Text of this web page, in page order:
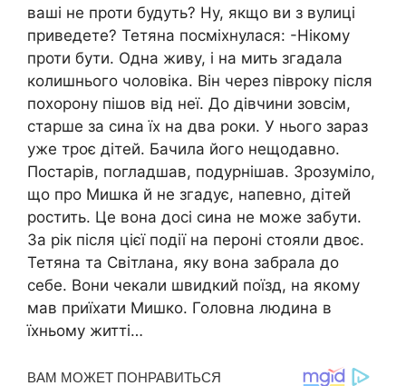
ваші не проти будуть? Ну, якщо ви з вулиці
приведете? Тетяна посміхнулася: -Нікому
проти бути. Одна живу, і на мить згадала
колишнього чоловіка. Він через півроку після
похорону пішов від неї. До дівчини зовсім,
старше за сина їх на два роки. У нього зараз
уже троє дітей. Бачила його нещодавно.
Постарів, погладшав, подурнішав. Зрозуміло,
що про Мишка й не згадує, напевно, дітей
ростить. Це вона досі сина не може забути.
За рік після цієї події на пероні стояли двоє.
Тетяна та Світлана, яку вона забрала до
себе. Вони чекали швидкий поїзд, на якому
мав приїхати Мишко. Головна людина в
їхньому житті…